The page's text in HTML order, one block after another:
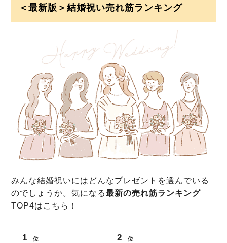
＜最新版＞結婚祝い売れ筋ランキング
みんな結婚祝いにはどんなプレゼントを選んでいる
のでしょうか。気になる最新の売れ筋ランキング
TOP4はこちら！
位 位